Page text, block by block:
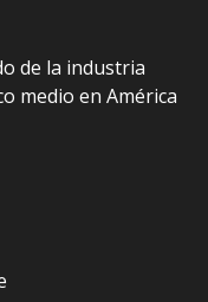
de la industria
medio en América